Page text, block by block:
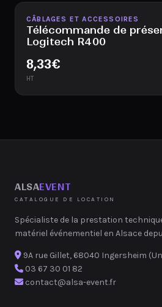
Disponible
CÂBLAGES ET ACCESSOIRES
Télécommande de
Logitech R400
8,33€
HT
ALSAEVENT
CATALOGUE DE LOCATION
Spécialiste de la prestation
matériel événementiel en Alsace
9A rue Gillet, 68040 Ingersheim
03 67 30 01 82
contact@alsa-event.fr